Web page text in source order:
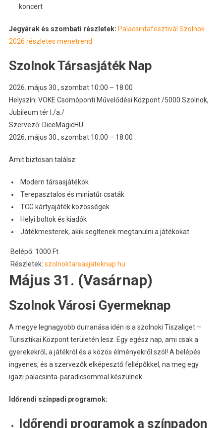
koncert
Jegyárak és szombati részletek: Palacsintafesztivál Szolnok
2026 részletes menetrend
Szolnok Társasjáték Nap
2026. május 30., szombat 10:00 – 18:00
Helyszín: VOKE Csomóponti Művelődési Központ /5000 Szolnok,
Jubileum tér I./a./
Szervező: DiceMagicHU
2026. május 30., szombat 10:00 – 18:00
Amit biztosan találsz:
Modern társasjátékok
Terepasztalos és miniatűr csaták
TCG kártyajáték közösségek
Helyi boltok és kiadók
Játékmesterek, akik segítenek megtanulni a játékokat
Belépő: 1000 Ft
Részletek: szolnoktarsasjateknap.hu
Május 31. (Vasárnap)
Szolnok Városi Gyermeknap
A megye legnagyobb durranása idén is a szolnoki Tiszaliget –
Turisztikai Központ területén lesz. Egy egész nap, ami csak a
gyerekekről, a játékról és a közös élményekről szól! A belépés
ingyenes, és a szervezők elképesztő fellépőkkel, na meg egy
igazi palacsinta-paradicsommal készülnek.
Időrendi színpadi programok:
Időrendi programok a színpadon